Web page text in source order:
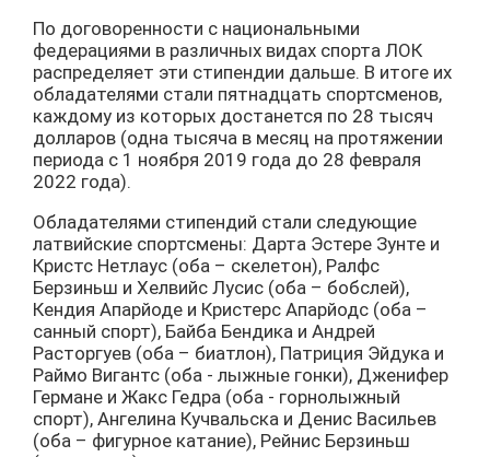
По договоренности с национальными
федерациями в различных видах спорта ЛОК
распределяет эти стипендии дальше. В итоге их
обладателями стали пятнадцать спортсменов,
каждому из которых достанется по 28 тысяч
долларов (одна тысяча в месяц на протяжении
периода с 1 ноября 2019 года до 28 февраля
2022 года).
Обладателями стипендий стали следующие
латвийские спортсмены: Дарта Эстере Зунте и
Кристс Нетлаус (оба – скелетон), Ралфс
Берзиньш и Хелвийс Лусис (оба – бобслей),
Кендия Апарйоде и Кристерс Апарйодс (оба –
санный спорт), Байба Бендика и Андрей
Расторгуев (оба – биатлон), Патриция Эйдука и
Раймо Вигантс (оба - лыжные гонки), Дженифер
Германе и Жакс Гедра (оба - горнолыжный
спорт), Ангелина Кучвальска и Денис Васильев
(оба – фигурное катание), Рейнис Берзиньш